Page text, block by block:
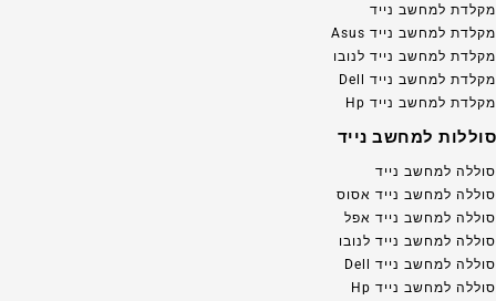
מקלדת למחשב נייד
מקלדת למחשב נייד Asus
מקלדת למחשב נייד לנובו
מקלדת למחשב נייד Dell
מקלדת למחשב נייד Hp
סוללות למחשב נייד
סוללה למחשב נייד
סוללה למחשב נייד אסוס
סוללה למחשב נייד אפל
סוללה למחשב נייד לנובו
סוללה למחשב נייד Dell
סוללה למחשב נייד Hp